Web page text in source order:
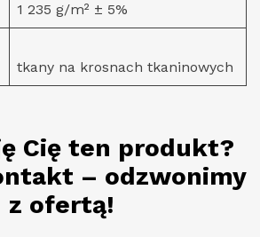
1 235 g/m² ± 5%
tkany na krosnach tkaninowych
Cię ten produkt?
– odzwonimy
z ofertą!